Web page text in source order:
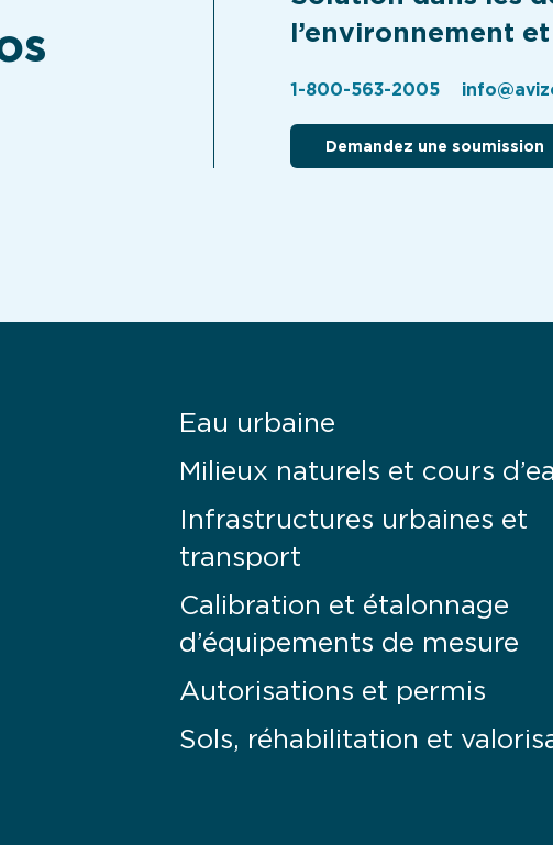
l’environnement
1-800-563-2005
Demandez une soumission
Eau urbaine
Milieux naturels et cours
Infrastructures urbaines et
transport
Calibration et étalonnage
d’équipements de mesure
Autorisations et permis
Sols, réhabilitation et